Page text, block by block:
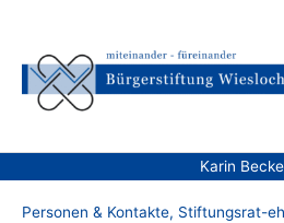
springen
Karin
Personen & Kontakte, Stiftungsrat-